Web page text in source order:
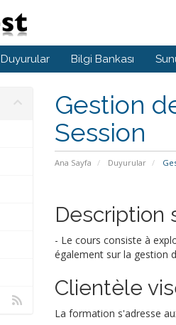
Duyurular Bilgi Bankası
Gestion
Session
Ana Sayfa Duyurular
Description
- Le cours consiste à
également sur la gestion
Clientèle
La formation s'adresse